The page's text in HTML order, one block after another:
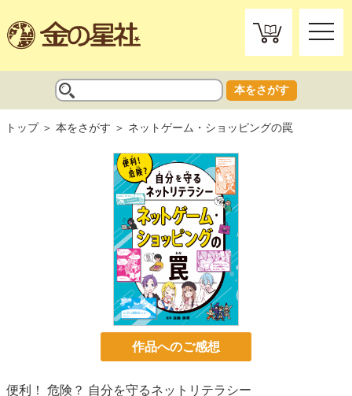
toggle
本をさがす
トップ 本をさがす ネットゲーム・ショッピングの罠
作品へのご感想
便利！ 危険？ 自分を守るネットリテラシー